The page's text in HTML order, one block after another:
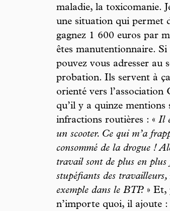
maladie, la toxicomanie.
une situation qui permet
gagnez 1 600 euros par
êtes manutentionnaire.
pouvez vous adresser au
probation. Ils servent à
orienté vers
qu’il y a quinze
infractions routières : « Il
un scooter. Ce qui m’a
consommé de la drogue !
travail sont de plus en plus
stupéfiants des
exemple dans le BTP. » Et,
n’importe quoi, il ajoute :